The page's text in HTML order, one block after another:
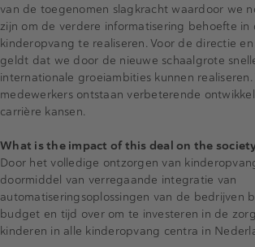
van de toegenomen slagkracht waardoor we
zijn om de verdere informatisering behoefte in
kinderopvang te realiseren. Voor de directie
geldt dat we door de nieuwe schaalgrote
internationale groeiambities kunnen realiseren.
medewerkers ontstaan verbeterende
carrière kansen.
What is the impact of this deal on the
Door het volledige ontzorgen van
doormiddel van verregaande integratie van
automatiseringsoplossingen van de bedrijven
budget en tijd over om te investeren in de
kinderen in alle kinderopvang centra in